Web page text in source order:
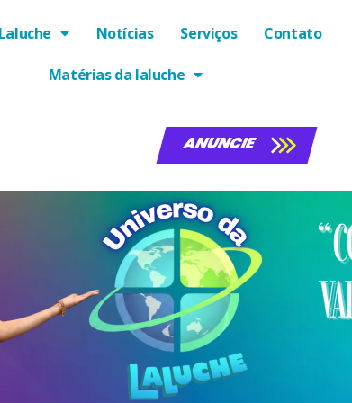
Notícias Serviços Contato
Matérias da laluche
ANUNCIE